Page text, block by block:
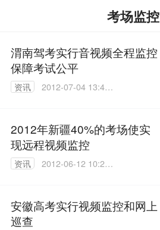
考场监控
渭南驾考实行音视频全程监控
保障考试公平
资讯
2012-07-04 13:47:
2012年新疆40%的考场使实
现远程视频监控
资讯
2012-06-12 10:24:
安徽高考实行视频监控和网上
巡查